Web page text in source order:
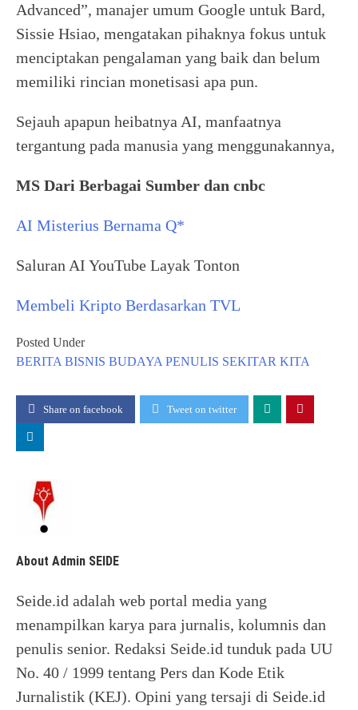
Advanced”, manajer umum Google untuk Bard,
Sissie Hsiao, mengatakan pihaknya fokus untuk
menciptakan pengalaman yang baik dan belum
memiliki rincian monetisasi apa pun.
Sejauh apapun heibatnya AI, manfaatnya
tergantung pada manusia yang menggunakannya,
MS Dari Berbagai Sumber dan cnbc
AI Misterius Bernama Q*
Saluran AI YouTube Layak Tonton
Membeli Kripto Berdasarkan TVL
Posted Under
BERITA BISNIS BUDAYA PENULIS SEKITAR KITA
Share on facebook Tweet on twitter
About Admin SEIDE
Seide.id adalah web portal media yang
menampilkan karya para jurnalis, kolumnis dan
penulis senior. Redaksi Seide.id tunduk pada UU
No. 40 / 1999 tentang Pers dan Kode Etik
Jurnalistik (KEJ). Opini yang tersaji di Seide.id